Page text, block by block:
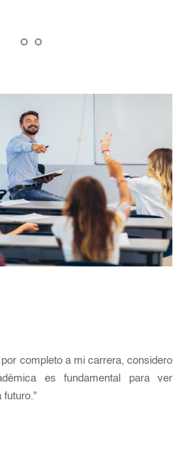
completo a mi carrera, considero
es fundamental para ver
futuro."